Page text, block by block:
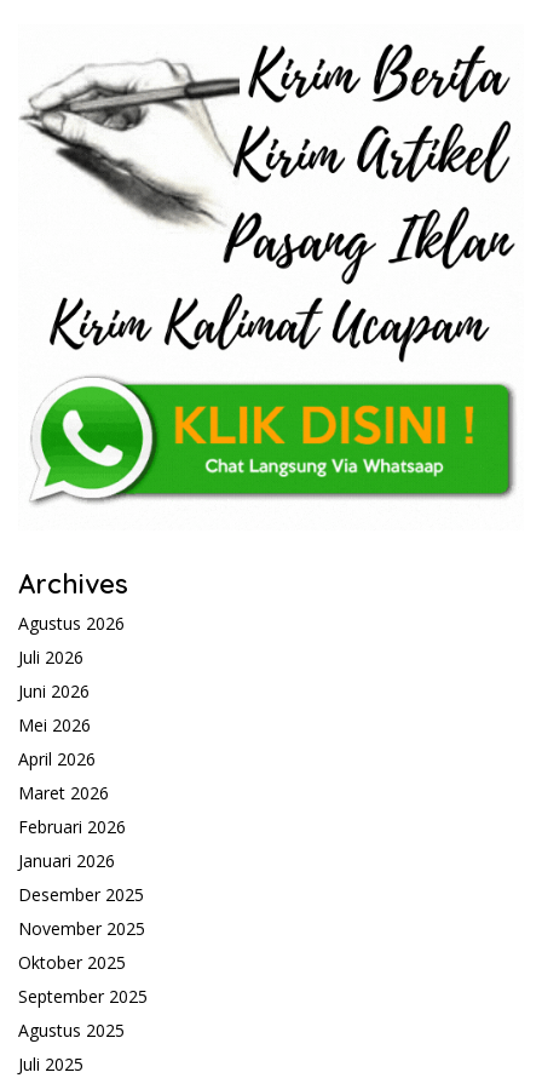
Archives
Agustus 2026
Juli 2026
Juni 2026
Mei 2026
April 2026
Maret 2026
Februari 2026
Januari 2026
Desember 2025
November 2025
Oktober 2025
September 2025
Agustus 2025
Juli 2025